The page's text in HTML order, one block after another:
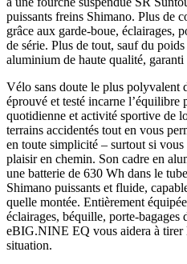
puissants freins Shimano. Plus de
grâce aux garde-boue, éclairages,
de série. Plus de tout, sauf du
aluminium de haute qualité, garanti
Vélo sans doute le plus
éprouvé et testé incarne l’équilibre
quotidienne et activité sportive de
terrains accidentés tout en vous
en toute simplicité – surtout si
plaisir en chemin. Son cadre en
une batterie de 630 Wh dans le
Shimano puissants et fluide,
quelle montée. Entièrement
éclairages, béquille, porte-bagages
eBIG.NINE EQ vous aidera à tirer
situation.